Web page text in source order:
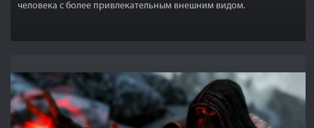
человека с более привлекательным внешним видом.